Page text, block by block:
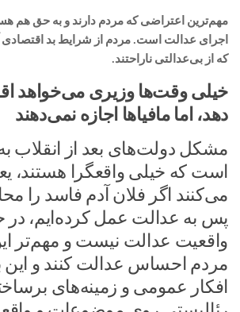
مهم‌ترین اعتراضی که مردم دارند و به حق هم
اجرای عدالت است. مردم از شرایط بد اقتصادی
که از بی‌عدالتی ناراحتند.
خیلی وقت‌ها وزیری می‌خواهد
دهد، اما مافیاها اجازه نمی‌دهند
مشکل دولت‌های بعد از انقلاب
است که خیلی واقعگرا هستند،
می‌کنند اگر فلان آدم فاسد را
پس به عدالت عمل کرده‌ایم، در
واقعیت عدالت نیست و مهم‌تر
مردم احساس عدالت کنند و این
افکار عمومی و زمینه‌های